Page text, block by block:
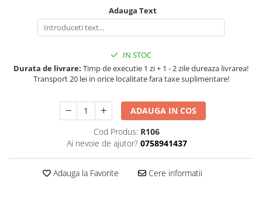
Adauga Text
IN STOC
Durata de livrare: Timp de executie 1 zi + 1 - 2 zile dureaza livrarea!
Transport 20 lei in orice localitate fara taxe suplimentare!
ADAUGA IN COS
Cod Produs: R106
Ai nevoie de ajutor? 0758941437
Adauga la Favorite Cere informatii